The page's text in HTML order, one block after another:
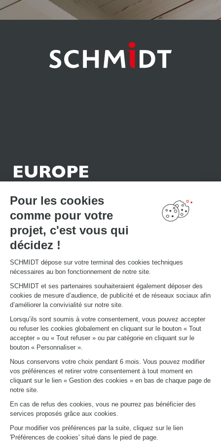
Pour les cookies
comme pour votre
projet, c'est vous qui
décidez !
SCHMIDT dépose sur votre terminal des cookies techniques
nécessaires au bon fonctionnement de notre site.
SCHMIDT et ses partenaires souhaiteraient également déposer des
cookies de mesure d’audience, de publicité et de réseaux sociaux afin
d’améliorer la convivialité sur notre site.
Lorsqu’ils sont soumis à votre consentement, vous pouvez accepter
ou refuser les cookies globalement en cliquant sur le bouton « Tout
accepter » ou « Tout refuser » ou par catégorie en cliquant sur le
bouton « Personnaliser ».
Nous conservons votre choix pendant 6 mois. Vous pouvez modifier
vos préférences et retirer votre consentement à tout moment en
cliquant sur le lien « Gestion des cookies » en bas de chaque page de
notre site.
En cas de refus des cookies, vous ne pourrez pas bénéficier des
services proposés grâce aux cookies.
Pour modifier vos préférences par la suite, cliquez sur le lien
'Préférences de cookies' situé dans le pied de page.
EUROPE
België
Belgien
Česká republika
Danmark
Eesti
España
France
Norge
Suisse
Svizzera
United Kingdom
AFRICA,
MIDDLE
EAST
Lebanon
ASIA,
PACIFIC